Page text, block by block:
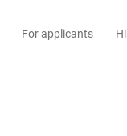
For applicants